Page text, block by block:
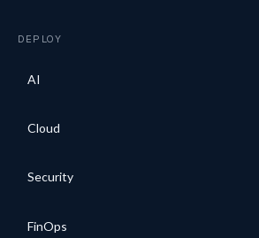
DEPLOY
AI
Cloud
Security
FinOps